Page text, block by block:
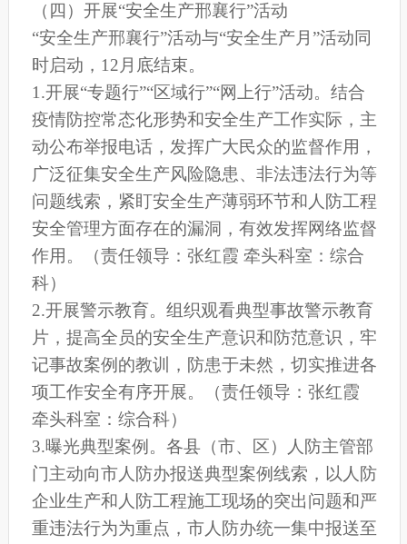
（四）开展“安全生产邢襄行”活动
“安全生产邢襄行”活动与“安全生产月”活动同
时启动，12月底结束。
1.开展“专题行”“区域行”“网上行”活动。结合
疫情防控常态化形势和安全生产工作实际，主
动公布举报电话，发挥广大民众的监督作用，
广泛征集安全生产风险隐患、非法违法行为等
问题线索，紧盯安全生产薄弱环节和人防工程
安全管理方面存在的漏洞，有效发挥网络监督
作用。（责任领导：张红霞 牵头科室：综合
科）
2.开展警示教育。组织观看典型事故警示教育
片，提高全员的安全生产意识和防范意识，牢
记事故案例的教训，防患于未然，切实推进各
项工作安全有序开展。（责任领导：张红霞
牵头科室：综合科）
3.曝光典型案例。各县（市、区）人防主管部
门主动向市人防办报送典型案例线索，以人防
企业生产和人防工程施工现场的突出问题和严
重违法行为为重点，市人防办统一集中报送至